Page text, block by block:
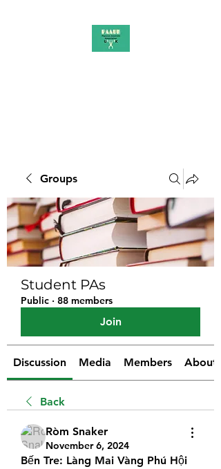
Groups
Student PAs
Public · 88 members
Join
Discussion Media Members About
Back
Ròm Snaker
November 6, 2024
Bến Tre: Làng Mai Vàng Phú Hội